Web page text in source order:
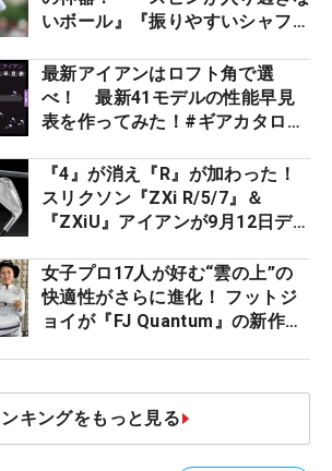
いボール』『振りやすいシャフ
ー』 #女子プロセッティング
最新アイアンはロフト角で選
べ！ 最新41モデルの性能早見
表を作ってみた！#ギアカタログ
『4』が消え『R』が加わった！
スリクソン『ZXi R/5/7』＆
『ZXiU』アイアンが9月12日デ
女子プロ17人が好む“雲の上”の
快適性がさらに進化！ フットジ
ョイが『FJ Quantum』の新作を
キングをもっと見る